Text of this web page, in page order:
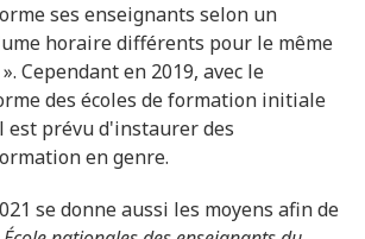
ses enseignants selon un
horaire différents pour le même
Cependant en 2019, avec le
des écoles de formation initiale
est prévu d'instaurer des
en genre.
se donne aussi les moyens afin de